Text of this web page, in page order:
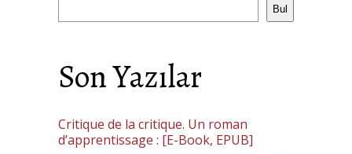
Bul
Son Yazılar
Critique de la critique. Un roman
d’apprentissage : [E-Book, EPUB]